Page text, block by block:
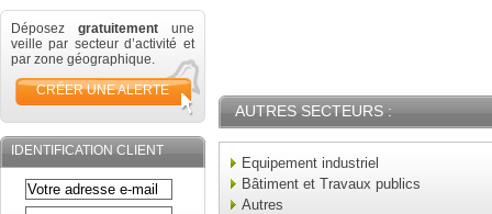
Déposez gratuitement une
veille par secteur d’activité et
par zone géographique.
CRÉER UNE ALERTE
IDENTIFICATION CLIENT
AUTRES SECTEURS :
Equipement industriel
Bâtiment et Travaux publics
Autres